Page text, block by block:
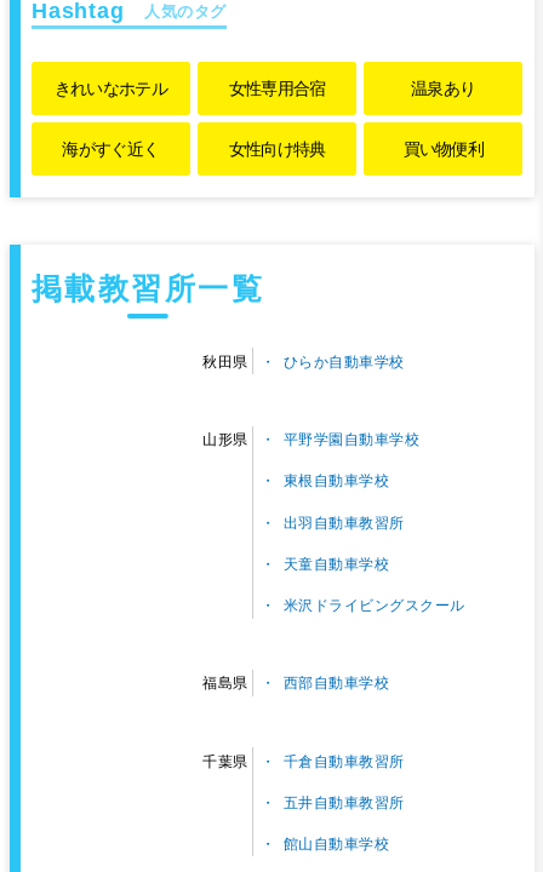
人気のタグ
きれいなホテル 女性専用合宿 温泉あり
海がすぐ近く 女性向け特典 買い物便利
掲載教習所一覧
秋田県 ひらか自動車学校
山形県 平野学園自動車学校
東根自動車学校
出羽自動車教習所
天童自動車学校
米沢ドライビングスクール
福島県 西部自動車学校
千葉県 千倉自動車教習所
五井自動車教習所
館山自動車学校